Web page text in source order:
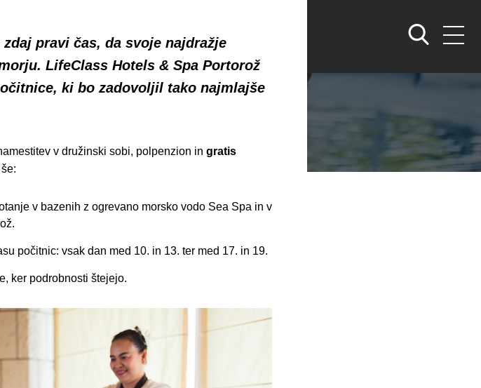
kot
pravi čas, da svoje najdražje
LifeClass Hotels & Spa Portorož
ki bo zadovoljil tako najmlajše
v družinski sobi, polpenzion in gratis
v bazenih z ogrevano morsko vodo Sea Spa in v
počitnic: vsak dan med 10. in 13. ter med 17. in 19.
ker podrobnosti štejejo.